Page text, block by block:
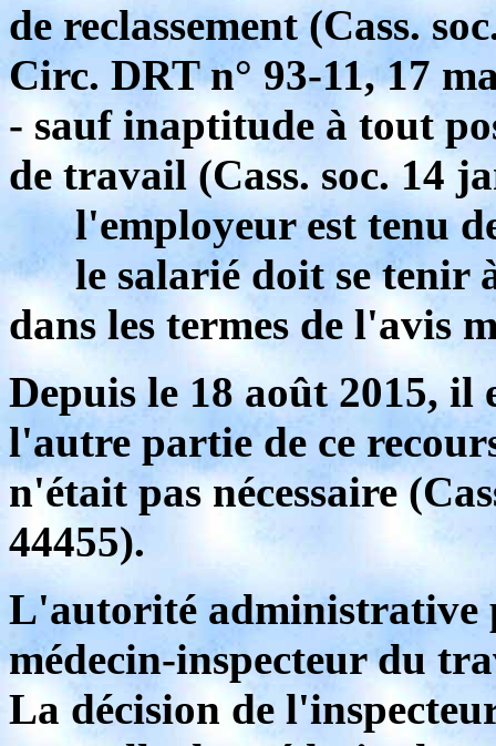
de reclassement (Cass.
Circ. DRT n° 93-11, 17
- sauf inaptitude à tout
de travail (Cass. soc. 14
l'employeur est tenu de
le salarié doit se tenir à
dans les termes de l'avis
Depuis le 18 août 2015,
l'autre partie de ce
n'était pas nécessaire
44455).
L'autorité administrative
médecin-inspecteur du
La décision de